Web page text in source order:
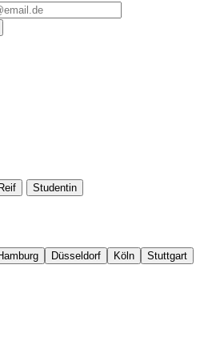
Reif Studentin
Düsseldorf Köln
Stuttgart